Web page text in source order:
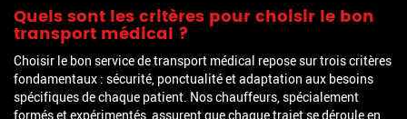
Quels sont les critères pour choisir le bon
transport médical ?
Choisir le bon service de transport médical repose sur trois critères
fondamentaux : sécurité, ponctualité et adaptation aux besoins
spécifiques de chaque patient. Nos chauffeurs, spécialement
formés et expérimentés, assurent que chaque trajet se déroule en